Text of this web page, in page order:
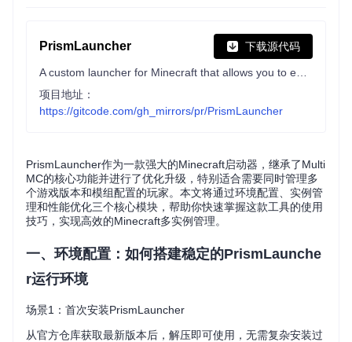
PrismLauncher 下载源代码
项目地址：
https://gitcode.com/gh_mirrors/pr/PrismLauncher
PrismLauncher作为一款强大的Minecraft启动器，继承了Multi
MC的核心功能并进行了优化升级，特别适合需要同时管理多
个游戏版本和模组配置的玩家。本文将通过环境配置、实例管
理和性能优化三个核心模块，帮助你快速掌握这款工具的使用
技巧，实现高效的Minecraft多实例管理。
一、环境配置：如何搭建稳定的PrismLaunche
r运行环境
场景1：首次安装PrismLauncher
从官方仓库获取最新版本后，解压即可使用，无需复杂安装过